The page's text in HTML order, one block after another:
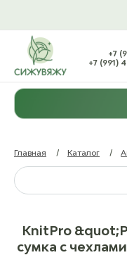
+7
+7 (991)
Главная / Каталог /
KnitPro
сумка с